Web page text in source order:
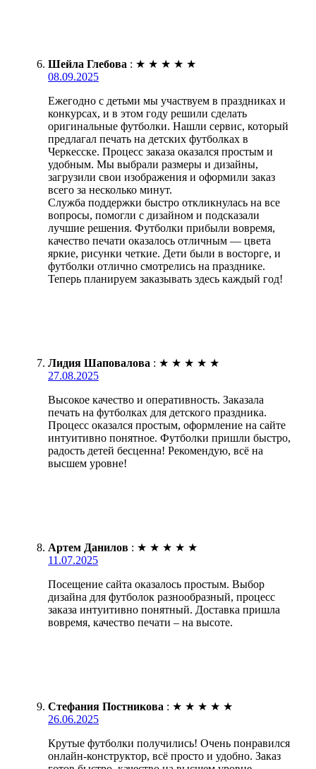
Шейла Глебова : ★ ★ ★ ★ ★
08.09.2025
Ежегодно с детьми мы участвуем в праздниках и
конкурсах, и в этом году решили сделать
оригинальные футболки. Нашли сервис, который
предлагал печать на детских футболках в
Черкесске. Процесс заказа оказался простым и
удобным. Мы выбрали размеры и дизайны,
загрузили свои изображения и оформили заказ
всего за несколько минут.
Служба поддержки быстро откликнулась на все
вопросы, помогли с дизайном и подсказали
лучшие решения. Футболки прибыли вовремя,
качество печати оказалось отличным — цвета
яркие, рисунки четкие. Дети были в восторге, и
футболки отлично смотрелись на празднике.
Теперь планируем заказывать здесь каждый год!
Лидия Шаповалова : ★ ★ ★ ★ ★
27.08.2025
Высокое качество и оперативность. Заказала
печать на футболках для детского праздника.
Процесс оказался простым, оформление на сайте
интуитивно понятное. Футболки пришли быстро,
радость детей бесценна! Рекомендую, всё на
высшем уровне!
Артем Данилов : ★ ★ ★ ★ ★
11.07.2025
Посещение сайта оказалось простым. Выбор
дизайна для футболок разнообразный, процесс
заказа интуитивно понятный. Доставка пришла
вовремя, качество печати – на высоте.
Стефания Постникова : ★ ★ ★ ★ ★
26.06.2025
Крутые футболки получились! Очень понравился
онлайн-конструктор, всё просто и удобно. Заказ